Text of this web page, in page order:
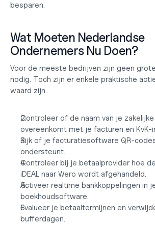
besparen.
Wat Moeten Nederlandse
Ondernemers Nu Doen?
Voor de meeste bedrijven zijn geen
nodig. Toch zijn er enkele praktische
waard zijn.
Controleer of de naam van je
overeenkomt met je facturen en KvK-
Kijk of je facturatiesoftware QR-
ondersteunt.
Controleer bij je betaalprovider hoe
iDEAL naar Wero wordt afgehandeld.
Activeer realtime bankkoppelingen in
boekhoudsoftware.
Evalueer je betaaltermijnen en
bufferdagen.